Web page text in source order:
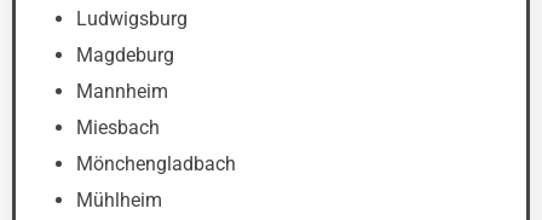
Ludwigsburg
Magdeburg
Mannheim
Miesbach
Mönchengladbach
Mühlheim